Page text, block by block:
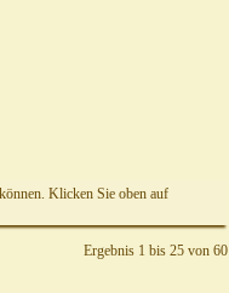
Klicken Sie oben auf
Ergebnis 1 bis 25 von 60